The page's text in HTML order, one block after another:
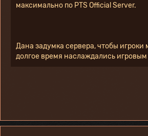
максимально по PTS Official Server.
Дана задумка сервера, чтобы игроки
долгое время наслаждались